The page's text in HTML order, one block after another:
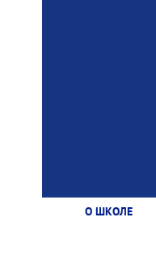
О ШКОЛЕ